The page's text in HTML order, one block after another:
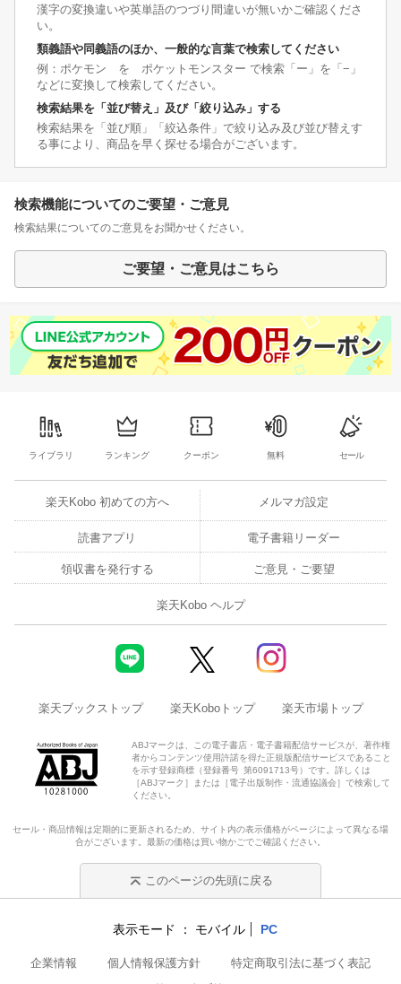
漢字の変換違いや英単語のつづり間違いが無いかご確認くださ
い。
類義語や同義語のほか、一般的な言葉で検索してください
例：ポケモン を ポケットモンスター で検索「ー」を「−」
などに変換して検索してください。
検索結果を「並び替え」及び「絞り込み」する
検索結果を「並び順」「絞込条件」で絞り込み及び並び替えす
る事により、商品を早く探せる場合がございます。
検索機能についてのご要望・ご意見
検索結果についてのご意見をお聞かせください。
ご要望・ご意見はこちら
ライブラリ ランキング クーポン 無料 セール
楽天Kobo 初めての方へ メルマガ設定
読書アプリ 電子書籍リーダー
領収書を発行する ご意見・ご要望
楽天Kobo ヘルプ
楽天ブックストップ 楽天Koboトップ 楽天市場トップ
ABJマークは、この電子書店・電子書籍配信サービスが、著作権
者からコンテンツ使用許諾を得た正規版配信サービスであること
を示す登録商標（登録番号 第6091713号）です。詳しくは
［ABJマーク］または［電子出版制作・流通協議会］で検索して
ください。
セール・商品情報は定期的に更新されるため、サイト内の表示価格がページによって異なる場
合がございます。最新の価格は買い物かごでご確認ください。
このページの先頭に戻る
表示モード モバイル PC
企業情報 個人情報保護方針
特定商取引法に基づく表記